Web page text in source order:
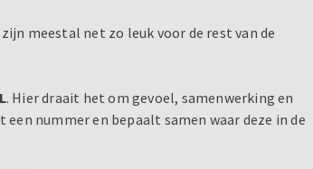
meestal net zo leuk voor de rest van de
. Hier draait het om gevoel, samenwerking en
nummer en bepaalt samen waar deze in de